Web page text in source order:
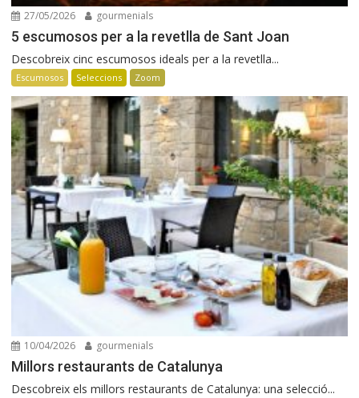
27/05/2026 gourmenials
5 escumosos per a la revetlla de Sant Joan
Descobreix cinc escumosos ideals per a la revetlla...
Escumosos Seleccions Zoom
10/04/2026 gourmenials
Millors restaurants de Catalunya
Descobreix els millors restaurants de Catalunya: una selecció...